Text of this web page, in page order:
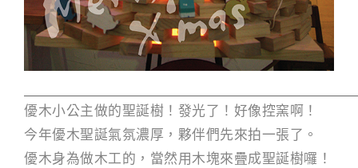
優木小公主做的聖誕樹！發光了！好像控窯啊！
今年優木聖誕氣氛濃厚，夥伴們先來拍一張了。
優木身為做木工的，當然用木塊來疊成聖誕樹囉！